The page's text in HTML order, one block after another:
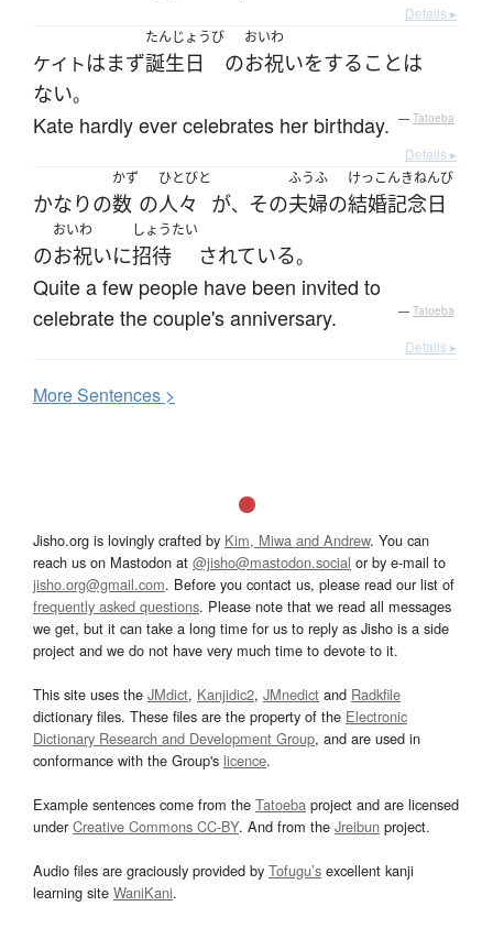
Details ▸
ケイトはまず
たんじょうび
誕生日 の
おいわ
お祝いをする ことは
ない。
Kate hardly ever celebrates her birthday. — Tatoeba
Details ▸
かなりの
かず
数 の
ひとびと
人々 が、 その
ふうふ
夫婦の
けっこんきねんび
結婚記念日
の
おいわ
お祝いに
しょうたい
招待 されている。
Quite a few people have been invited to
celebrate the couple's anniversary.
— Tatoeba
Details ▸
MoreSentences >
Jisho.org is lovingly crafted by Kim, Miwa and Andrew. You can
reach us on Mastodon at @jisho@mastodon.social or by e-mail to
jisho.org@gmail.com. Before you contact us, please read our list of
frequently asked questions. Please note that we read all messages
we get, but it can take a long time for us to reply as Jisho is a side
project and we do not have very much time to devote to it.
This site uses the JMdict, Kanjidic2, JMnedict and Radkfile
dictionary files. These files are the property of the Electronic
Dictionary Research and Development Group, and are used in
conformance with the Group's licence.
Example sentences come from the Tatoeba project and are licensed
underCreative Commons CC-BY. And from the Jreibun project.
Audio files are graciously provided by Tofugu’s excellent kanji
learning site WaniKani.